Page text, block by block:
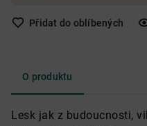
Přidat do oblíbených
O produktu
Lesk jak z budoucnosti,